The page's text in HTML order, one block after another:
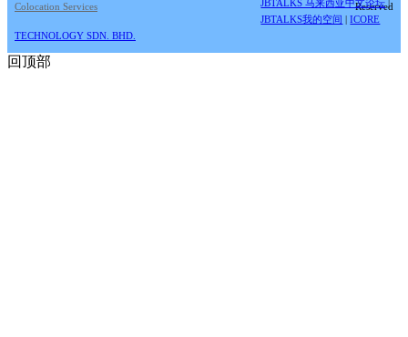
Colocation Services Reserved
JBTALKS 马来西亚中文论坛
JBTALKS我的空间 |ICORE
TECHNOLOGY SDN. BHD.
回顶部